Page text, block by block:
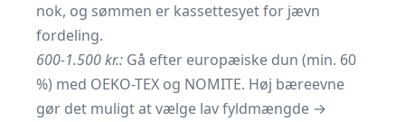
nok, og sømmen er kassettesyet for jævn
fordeling.
600-1.500 kr.: Gå efter europæiske dun (min. 60
%) med OEKO-TEX og NOMITE. Høj bæreevne
gør det muligt at vælge lav fyldmængde →